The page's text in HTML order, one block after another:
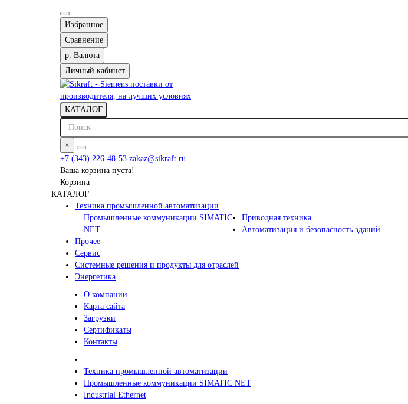
Избранное
Сравнение
р. Валюта
Личный кабинет
КАТАЛОГ
×
+7 (343) 226-48-53 zakaz@sikraft.ru
Ваша корзина пуста!
Корзина
КАТАЛОГ
Техника промышленной автоматизации
Промышленные коммуникации SIMATIC
NET
Приводная техника
Автоматизация и безопасность зданий
Прочее
Сервис
Системные решения и продукты для отраслей
Энергетика
О компании
Карта сайта
Загрузки
Сертификаты
Контакты
Техника промышленной автоматизации
Промышленные коммуникации SIMATIC NET
Industrial Ethernet